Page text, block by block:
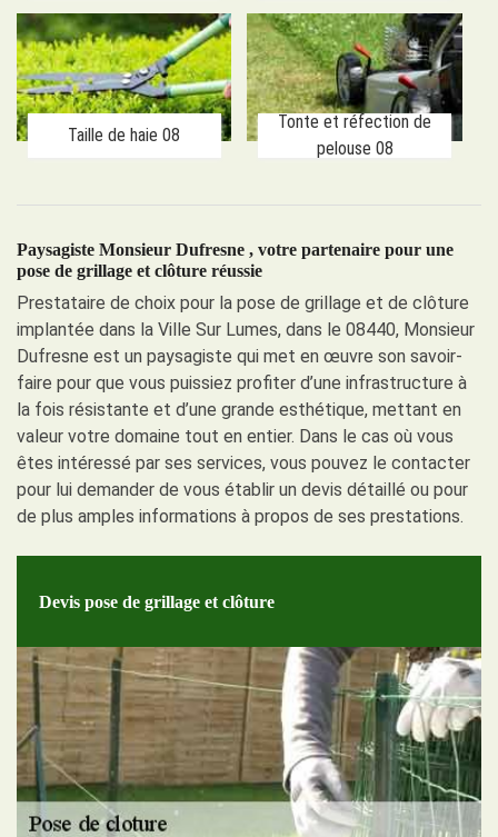
Taille de haie 08
Tonte et réfection de
pelouse 08
Paysagiste Monsieur Dufresne , votre partenaire pour une
pose de grillage et clôture réussie
Prestataire de choix pour la pose de grillage et de clôture
implantée dans la Ville Sur Lumes, dans le 08440, Monsieur
Dufresne est un paysagiste qui met en œuvre son savoir-
faire pour que vous puissiez profiter d’une infrastructure à
la fois résistante et d’une grande esthétique, mettant en
valeur votre domaine tout en entier. Dans le cas où vous
êtes intéressé par ses services, vous pouvez le contacter
pour lui demander de vous établir un devis détaillé ou pour
de plus amples informations à propos de ses prestations.
Devis pose de grillage et clôture